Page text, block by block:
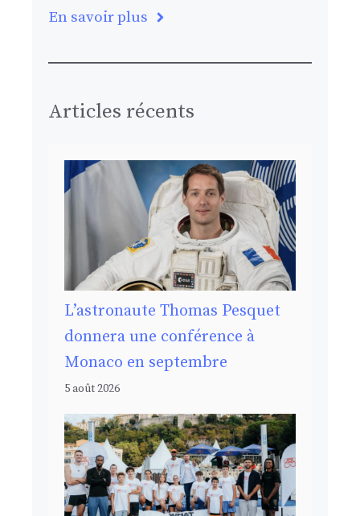
En savoir plus
Articles récents
L’astronaute Thomas Pesquet
donnera une conférence à
Monaco en septembre
5 août 2026